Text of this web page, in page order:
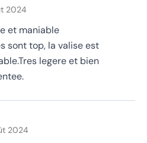
2024
et maniable
sont top, la valise est
legere et bien
2024